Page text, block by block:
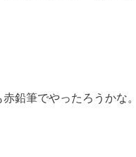
鉛筆でやったろうかな。